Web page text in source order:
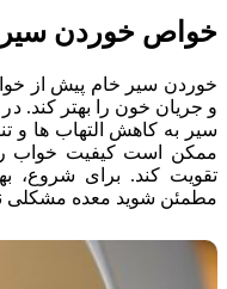
خواص خوردن
خوردن سیر خام پیش از
و جریان خون را بهتر کند.
سیر به کاهش التهاب ها و
ممکن است کیفیت خواب را
تقویت کند. برای شروع،
مطمئن شوید معده مشکلی